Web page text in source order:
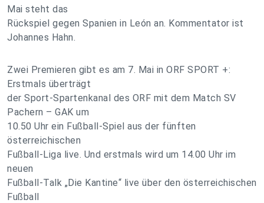
Mai steht das
Rückspiel gegen Spanien in León an. Kommentator ist
Johannes Hahn.
Zwei Premieren gibt es am 7. Mai in ORF SPORT +:
Erstmals überträgt
der Sport-Spartenkanal des ORF mit dem Match SV
Pachern – GAK um
10.50 Uhr ein Fußball-Spiel aus der fünften
österreichischen
Fußball-Liga live. Und erstmals wird um 14.00 Uhr im
neuen
Fußball-Talk „Die Kantine“ live über den österreichischen
Fußball